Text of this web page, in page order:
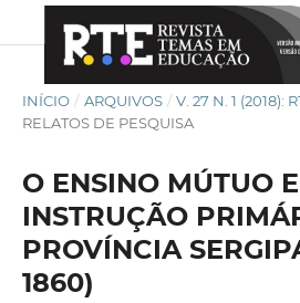
INÍCIO / ARQUIVOS / V. 27 N. 1 (2018):
RELATOS DE PESQUISA
O ENSINO MÚTUO
INSTRUÇÃO
PROVÍNCIA
1860)